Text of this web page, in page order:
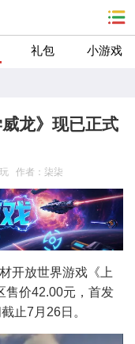
礼包 小游戏
龙》现已正式
作者：柒柒
开放世界游戏《上
售价42.00元，首发
止7月26日。